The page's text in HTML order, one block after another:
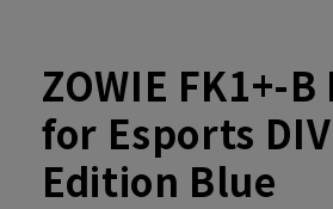
ZOWIE FK1+-B
for Esports
Edition Blue